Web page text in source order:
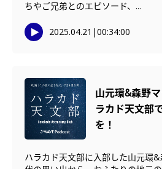
ちやご兄弟とのエピソード、...
2025.04.21 |00:34:00
山元環&森野
ラカド天文部
を！
ハラカド天文部に入部した山元環